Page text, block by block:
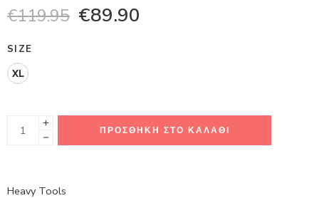
€119.95 €89.90
SIZE
XL
ΠΡΟΣΘΉΚΗ ΣΤΟ ΚΑΛΆΘΙ
Heavy Tools